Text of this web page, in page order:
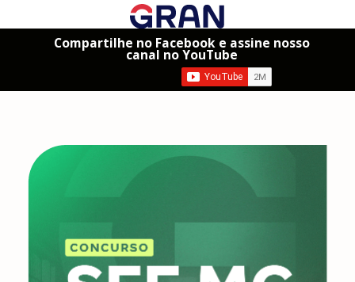
Compartilhe no Facebook e assine nosso
canal no YouTube